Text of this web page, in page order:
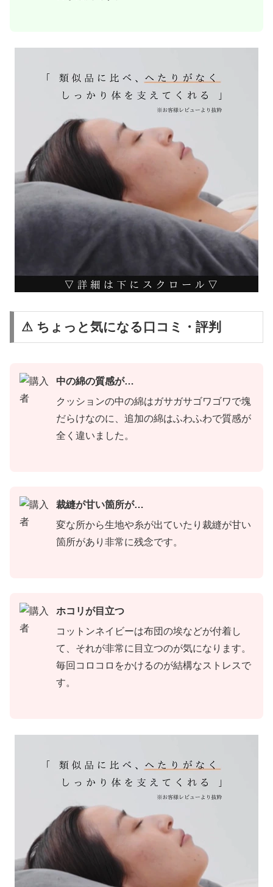
⚠ ちょっと気になる口コミ・評判
中の綿の質感が…
クッションの中の綿はガサガサゴワゴワで塊
だらけなのに、追加の綿はふわふわで質感が
全く違いました。
裁縫が甘い箇所が…
変な所から生地や糸が出ていたり裁縫が甘い
箇所があり非常に残念です。
ホコリが目立つ
コットンネイビーは布団の埃などが付着し
て、それが非常に目立つのが気になります。
毎回コロコロをかけるのが結構なストレスで
す。